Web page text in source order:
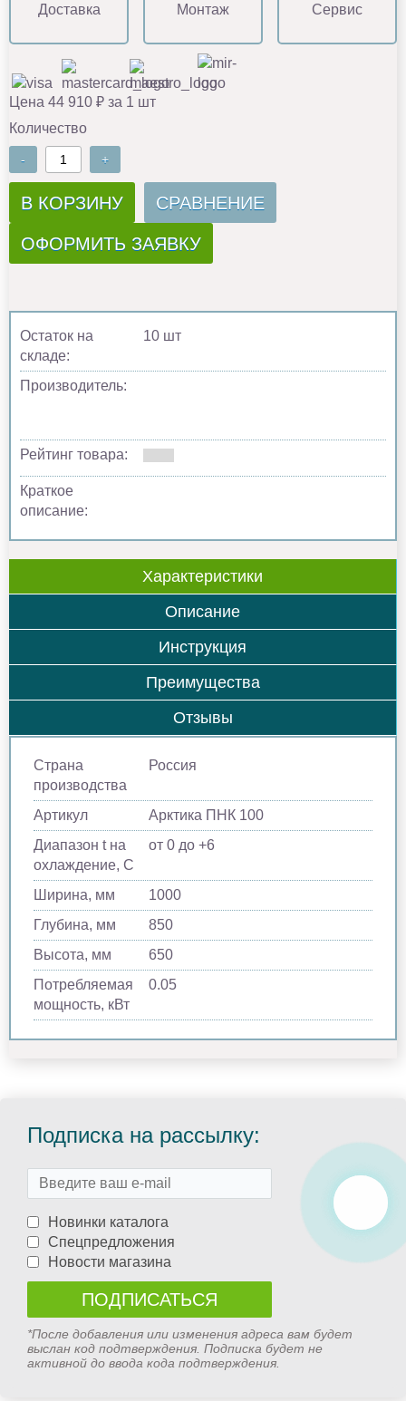
Доставка Монтаж Сервис
Цена 44 910 ₽ за 1 шт
Количество
- +
В КОРЗИНУ СРАВНЕНИЕ
ОФОРМИТЬ ЗАЯВКУ
Остаток на
складе:
10 шт
Производитель:
Рейтинг товара:
Краткое
описание:
Характеристики
Описание
Инструкция
Преимущества
Отзывы
Страна
производства
Россия
Артикул
Арктика ПНК 100
Диапазон t на
охлаждение, С
от 0 до +6
Ширина, мм
1000
Глубина, мм
850
Высота, мм
650
Потребляемая
мощность, кВт
0.05
Подписка на рассылку:
Новинки каталога
Спецпредложения
Новости магазина
*После добавления или изменения адреса вам будет
выслан код подтверждения. Подписка будет не
активной до ввода кода подтверждения.